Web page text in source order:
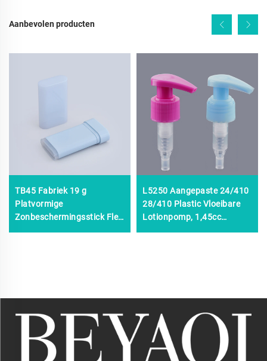
Aanbevolen producten
TB45 Fabriek 19 g
Platvormige
Zonbeschermingsstick Fles
L5250 Aangepaste 24/410
28/410 Plastic Vloeibare
Lotionpomp, 1,45cc